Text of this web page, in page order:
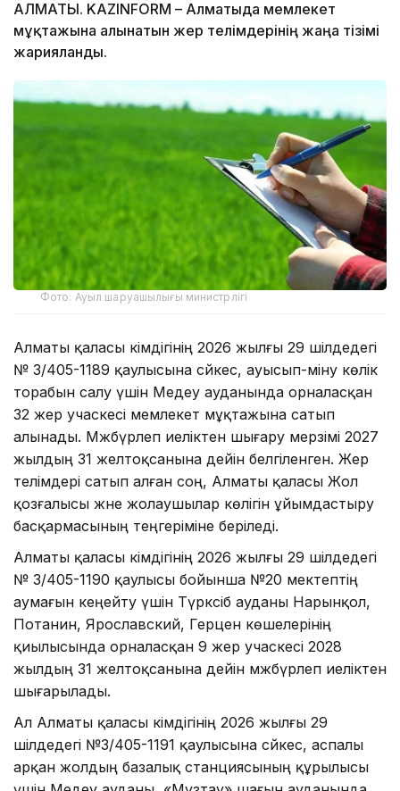
АЛМАТЫ. KAZINFORM – Алматыда мемлекет
мұқтажына алынатын жер телімдерінің жаңа тізімі
жарияланды.
Фото: Ауыл шаруашылығы министрлігі
Алматы қаласы әкімдігінің 2026 жылғы 29 шілдедегі
№ 3/405-1189 қаулысына сәйкес, ауысып-міну көлік
торабын салу үшін Медеу ауданында орналасқан
32 жер учаскесі мемлекет мұқтажына сатып
алынады. Мәжбүрлеп иеліктен шығару мерзімі 2027
жылдың 31 желтоқсанына дейін белгіленген. Жер
телімдері сатып алған соң, Алматы қаласы Жол
қозғалысы және жолаушылар көлігін ұйымдастыру
басқармасының теңгеріміне беріледі.
Алматы қаласы әкімдігінің 2026 жылғы 29 шілдедегі
№ 3/405-1190 қаулысы бойынша №20 мектептің
аумағын кеңейту үшін Түрксіб ауданы Нарынқол,
Потанин, Ярославский, Герцен көшелерінің
қиылысында орналасқан 9 жер учаскесі 2028
жылдың 31 желтоқсанына дейін мәжбүрлеп иеліктен
шығарылады.
Ал Алматы қаласы әкімдігінің 2026 жылғы 29
шілдедегі №3/405-1191 қаулысына сәйкес, аспалы
арқан жолдың базалық станциясының құрылысы